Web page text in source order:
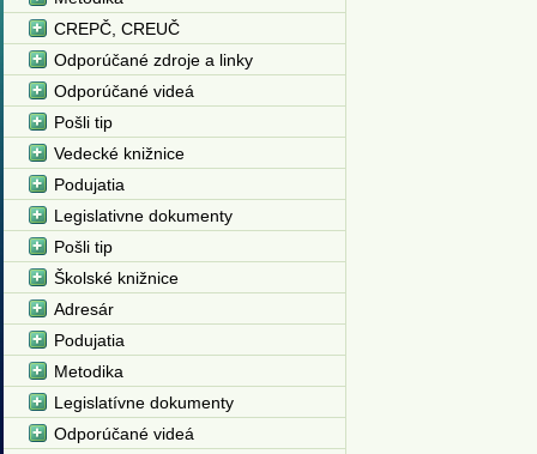
CREPČ, CREUČ
Odporúčané zdroje a linky
Odporúčané videá
Pošli tip
Vedecké knižnice
Podujatia
Legislativne dokumenty
Pošli tip
Školské knižnice
Adresár
Podujatia
Metodika
Legislatívne dokumenty
Odporúčané videá